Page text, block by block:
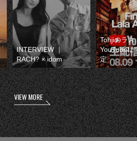
INTERVIEW ｜
RACH? × idom
Tohjiのラス
YouTubeに
定
VIEW MORE